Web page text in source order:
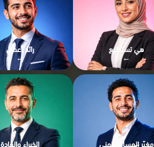
هي تستطيع
→
مغيّر المسار المهني
رائد أعمال
→
الخبراء والقادة